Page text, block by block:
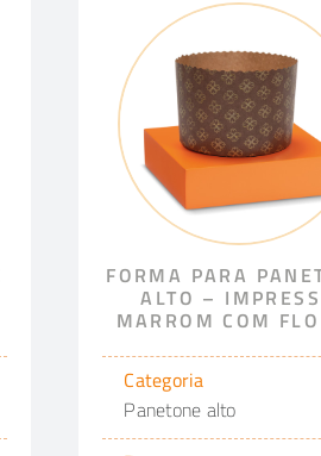
FORMA PARA
ALTO –
MARROM COM
Categoria
Panetone alto